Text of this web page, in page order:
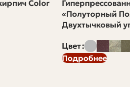
200 м2
50
Color
«Полуторный
Двухтычковый
Цвет
Подробнее